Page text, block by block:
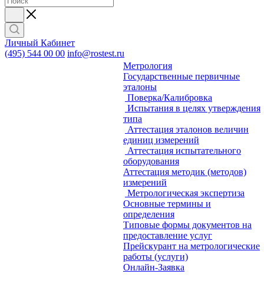
Личный Кабинет
(495) 544 00 00 info@rostest.ru
Метрология
Государственные первичные
эталоны
Поверка/Калибровка
Испытания в целях утверждения
типа
Аттестация эталонов величин
единиц измерений
Аттестация испытательного
оборудования
Аттестация методик (методов)
измерений
Метрологическая экспертиза
Основные термины и
определения
Типовые формы документов на
предоставление услуг
Прейскурант на метрологические
работы (услуги)
Онлайн-Заявка